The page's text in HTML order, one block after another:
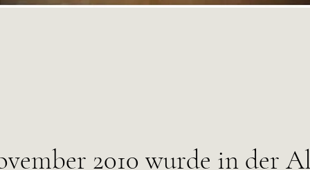
2010 wurde in der